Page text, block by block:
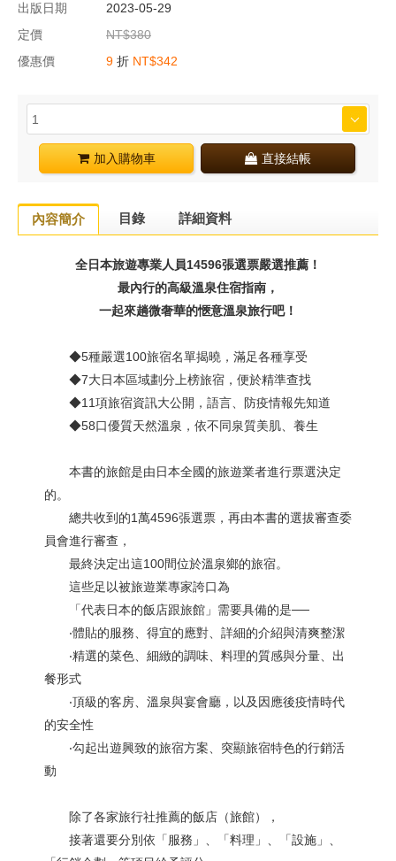
出版日期
2023-05-29
定價
NT$380
優惠價
9 折 NT$342
加入購物車 直接結帳
內容簡介 目錄 詳細資料
全日本旅遊專業人員14596張選票嚴選推薦！
最內行的高級溫泉住宿指南，
一起來趟微奢華的愜意溫泉旅行吧！
◆5種嚴選100旅宿名單揭曉，滿足各種享受
◆7大日本區域劃分上榜旅宿，便於精準查找
◆11項旅宿資訊大公開，語言、防疫情報先知道
◆58口優質天然溫泉，依不同泉質美肌、養生
本書的旅館是由日本全國的旅遊業者進行票選決定
的。
總共收到的1萬4596張選票，再由本書的選拔審查委
員會進行審查，
最終決定出這100間位於溫泉鄉的旅宿。
這些足以被旅遊業專家誇口為
「代表日本的飯店跟旅館」需要具備的是──
‧體貼的服務、得宜的應對、詳細的介紹與清爽整潔
‧精選的菜色、細緻的調味、料理的質感與分量、出
餐形式
‧頂級的客房、溫泉與宴會廳，以及因應後疫情時代
的安全性
‧勾起出遊興致的旅宿方案、突顯旅宿特色的行銷活
動
除了各家旅行社推薦的飯店（旅館），
接著還要分別依「服務」、「料理」、「設施」、